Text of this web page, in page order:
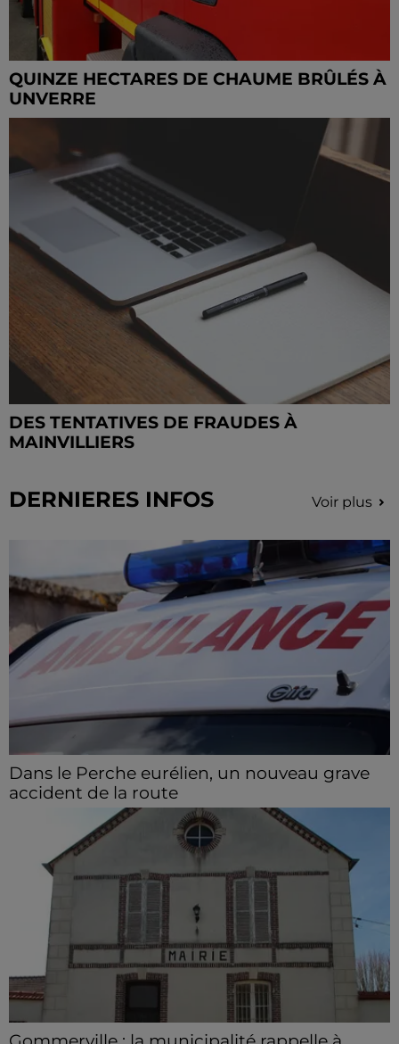
QUINZE HECTARES DE CHAUME BRÛLÉS À
UNVERRE
DES TENTATIVES DE FRAUDES À
MAINVILLIERS
DERNIERES INFOS Voir plus
Dans le Perche eurélien, un nouveau grave
accident de la route
Deux blessés ont été pris en charge, dont un en
urgence absolue.